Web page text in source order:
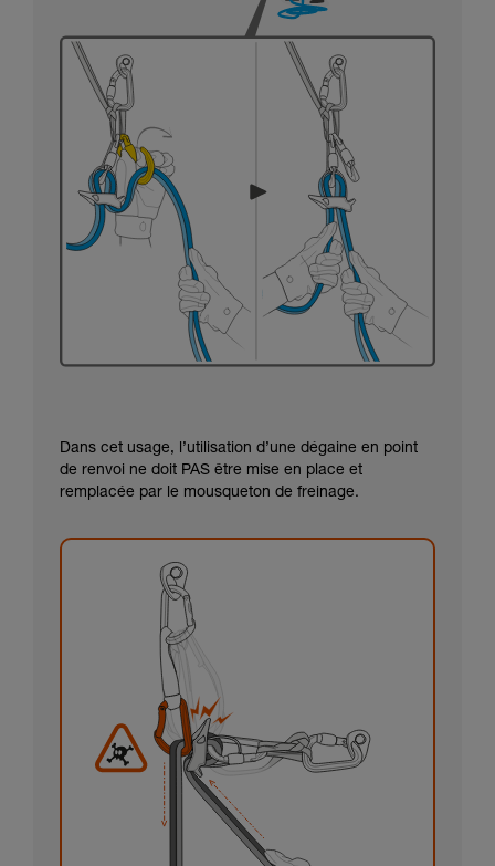
Dans cet usage, l’utilisation d’une dégaine en point
de renvoi ne doit PAS être mise en place et
remplacée par le mousqueton de freinage.